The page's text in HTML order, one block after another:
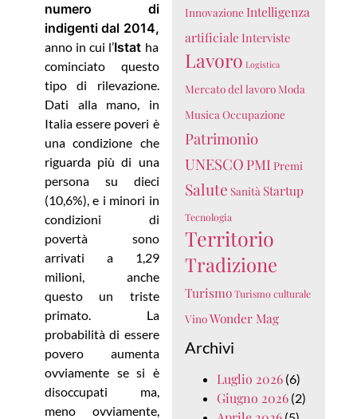
numero di
indigenti dal 2014,
anno in cui l’Istat ha
cominciato questo
tipo di rilevazione.
Dati alla mano, in
Italia essere poveri è
una condizione che
riguarda più di una
persona su dieci
(10,6%), e i minori in
condizioni di
povertà sono
arrivati a 1,29
milioni, anche
questo un triste
primato. La
probabilità di essere
povero aumenta
ovviamente se si è
disoccupati ma,
meno ovviamente,
Innovazione Intelligenza
artificiale Interviste
Lavoro Logistica
Mercato del lavoroModa
Musica Occupazione
Patrimonio
UNESCO PMI Premi
Salute Sanità Startup
Tecnologia
Territorio
Tradizione
Turismo Turismo culturale
VinoWonder Mag
Archivi
Luglio 2026(6)
Giugno 2026(2)